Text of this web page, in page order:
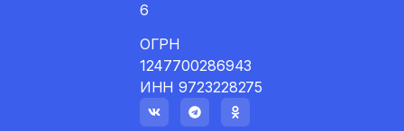
6
ОГРН
1247700286943
ИНН 9723228275